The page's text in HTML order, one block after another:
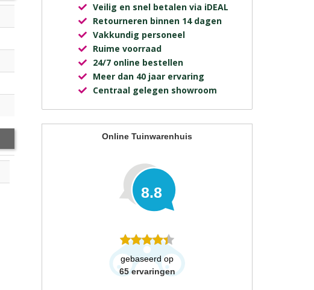
Veilig en snel betalen via iDEAL
Retourneren binnen 14 dagen
Vakkundig personeel
Ruime voorraad
24/7 online bestellen
Meer dan 40 jaar ervaring
Centraal gelegen showroom
Online Tuinwarenhuis
8.8
gebaseerd op
65 ervaringen